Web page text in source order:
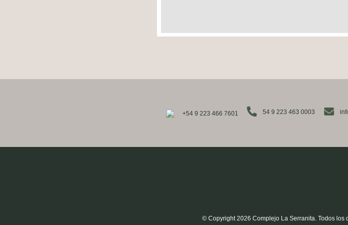
+54 9 223 466 7601 54 9 223 463 0003
© Copyright 2026 Complejo La Serranita. Todos los